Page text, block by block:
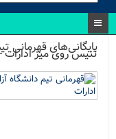
بایگانی‌های قهرمانی
تنیس روی میز ادارات -